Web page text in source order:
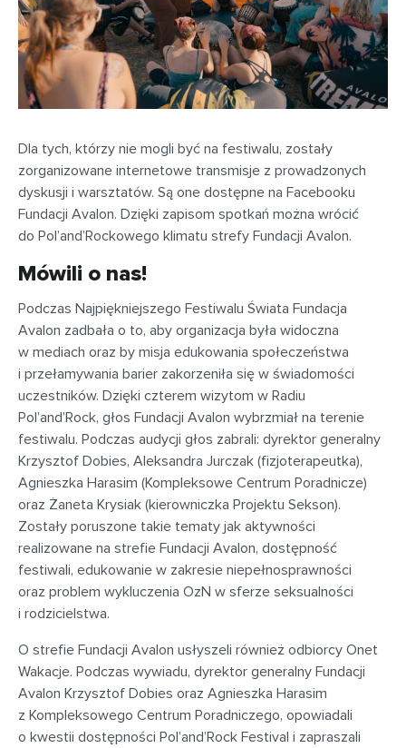
Dla tych, którzy nie mogli być na festiwalu, zostały
zorganizowane internetowe transmisje z prowadzonych
dyskusji i warsztatów. Są one dostępne na Facebooku
Fundacji Avalon. Dzięki zapisom spotkań można wrócić
do Pol’and’Rockowego klimatu strefy Fundacji Avalon.
Mówili o nas!
Podczas Najpiękniejszego Festiwalu Świata Fundacja
Avalon zadbała o to, aby organizacja była widoczna
w mediach oraz by misja edukowania społeczeństwa
i przełamywania barier zakorzeniła się w świadomości
uczestników. Dzięki czterem wizytom w Radiu
Pol’and’Rock, głos Fundacji Avalon wybrzmiał na terenie
festiwalu. Podczas audycji głos zabrali: dyrektor generalny
Krzysztof Dobies, Aleksandra Jurczak (fizjoterapeutka),
Agnieszka Harasim (Kompleksowe Centrum Poradnicze)
oraz Żaneta Krysiak (kierowniczka Projektu Sekson).
Zostały poruszone takie tematy jak aktywności
realizowane na strefie Fundacji Avalon, dostępność
festiwali, edukowanie w zakresie niepełnosprawności
oraz problem wykluczenia OzN w sferze seksualności
i rodzicielstwa.
O strefie Fundacji Avalon usłyszeli również odbiorcy Onet
Wakacje. Podczas wywiadu, dyrektor generalny Fundacji
Avalon Krzysztof Dobies oraz Agnieszka Harasim
z Kompleksowego Centrum Poradniczego, opowiadali
o kwestii dostępności Pol’and’Rock Festival i zapraszali